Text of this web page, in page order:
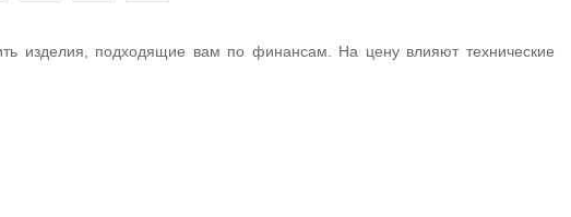
изделия, подходящие вам по финансам. На цену влияют технические